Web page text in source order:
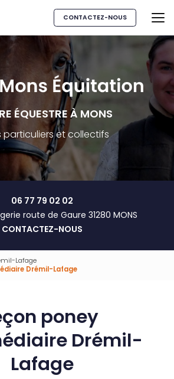
CONTACTEZ-NOUS
ÉQUESTRE À MONS
particuliers et collectifs
06 77 79 02 02
route de Gaure 31280 MONS
CONTACTEZ-NOUS
Lafage
Drémil-Lafage
poney
Drémil-
Lafage